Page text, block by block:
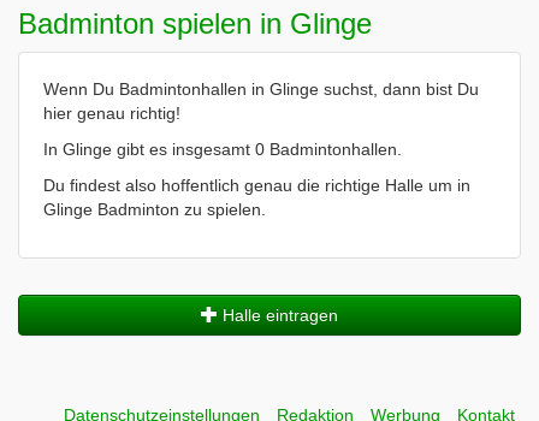
Badminton spielen in Glinge
Wenn Du Badmintonhallen in Glinge suchst, dann bist Du
hier genau richtig!
In Glinge gibt es insgesamt 0 Badmintonhallen.
Du findest also hoffentlich genau die richtige Halle um in
Glinge Badminton zu spielen.
Halle eintragen
Datenschutzeinstellungen Redaktion Werbung Kontakt